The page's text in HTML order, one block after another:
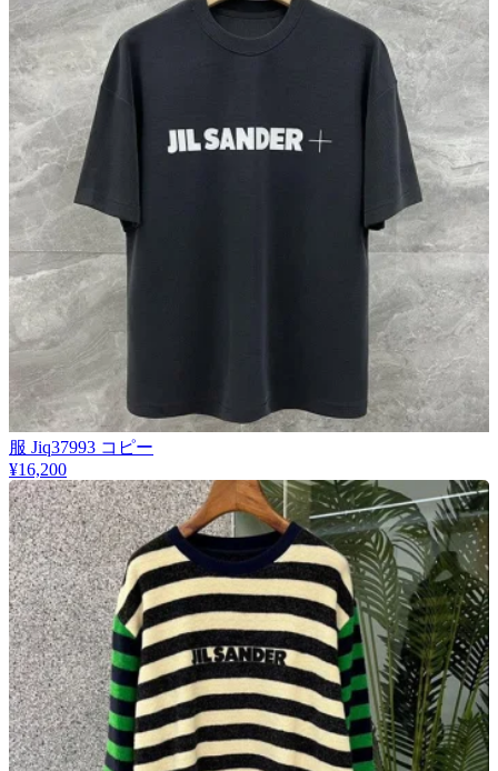
服 Jiq37993 コピー
¥16,200